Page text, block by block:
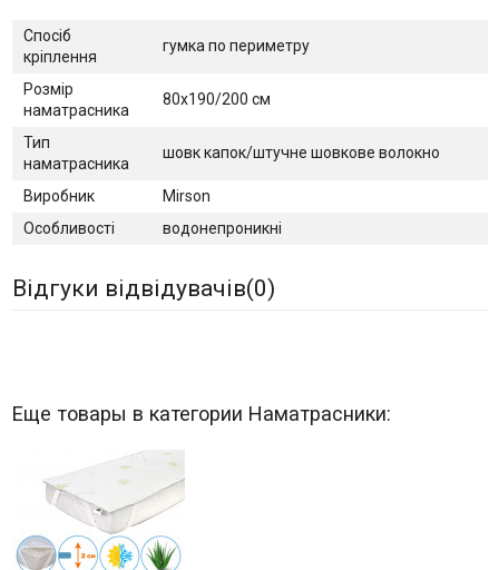
Спосіб
кріплення
гумка по периметру
Розмір
наматрасника
80х190/200 см
Тип
наматрасника
шовк капок/штучне шовкове волокно
Виробник
Mirson
Особливості
водонепроникні
Відгуки відвідувачів(0)
Еще товары в категории Наматрасники: